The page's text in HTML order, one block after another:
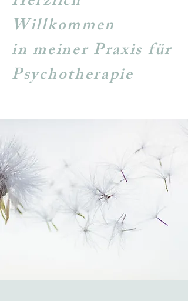
Willkommen
in meiner Praxis für
Psychotherapie